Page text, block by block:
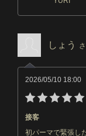
しょう
2026/05/10 18:00
接客
初パーマで緊張し